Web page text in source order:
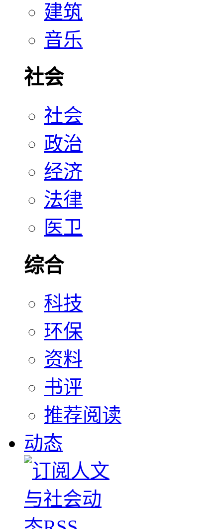
建筑
音乐
社会
社会
政治
经济
法律
医卫
综合
科技
环保
资料
书评
推荐阅读
动态